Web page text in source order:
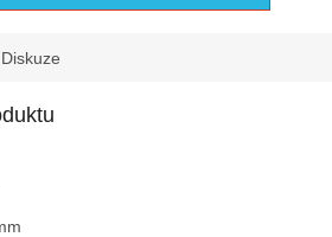
Diskuze